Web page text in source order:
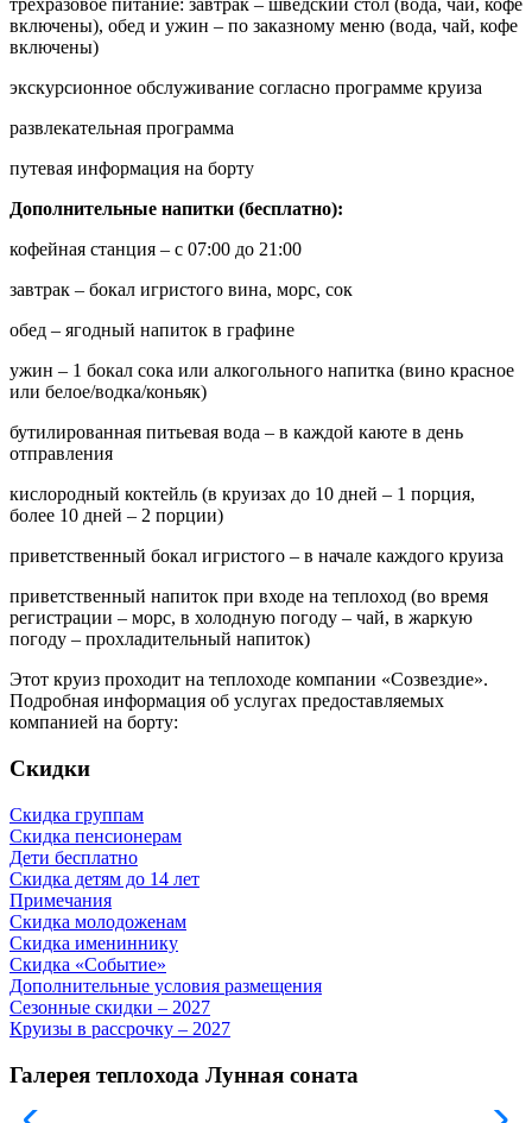
трехразовое питание: завтрак – шведский стол (вода, чай, кофе
включены), обед и ужин – по заказному меню (вода, чай, кофе
включены)
экскурсионное обслуживание согласно программе круиза
развлекательная программа
путевая информация на борту
Дополнительные напитки (бесплатно):
кофейная станция – с 07:00 до 21:00
завтрак – бокал игристого вина, морс, сок
обед – ягодный напиток в графине
ужин – 1 бокал сока или алкогольного напитка (вино красное
или белое/водка/коньяк)
бутилированная питьевая вода – в каждой каюте в день
отправления
кислородный коктейль (в круизах до 10 дней – 1 порция,
более 10 дней – 2 порции)
приветственный бокал игристого – в начале каждого круиза
приветственный напиток при входе на теплоход (во время
регистрации – морс, в холодную погоду – чай, в жаркую
погоду – прохладительный напиток)
Этот круиз проходит на теплоходе компании «Созвездие».
Подробная информация об услугах предоставляемых
компанией на борту:
Скидки
Скидка группам
Скидка пенсионерам
Дети бесплатно
Скидка детям до 14 лет
Примечания
Скидка молодоженам
Скидка имениннику
Скидка «Событие»
Дополнительные условия размещения
Сезонные скидки – 2027
Круизы в рассрочку – 2027
Галерея теплохода Лунная соната